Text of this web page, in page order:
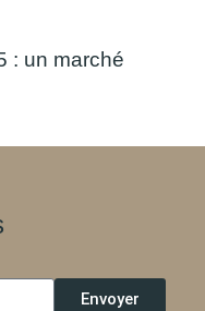
: un marché
Envoyer